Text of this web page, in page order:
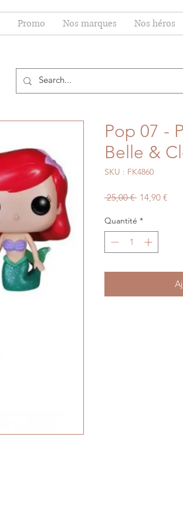
Promo Nos marques Nos héros
Pop 07 -
Belle &
SKU : FK4860
25,00 € Prix
14,90 €Prix
Quantité *